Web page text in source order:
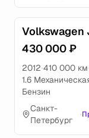
Volkswagen
430 000 ₽
2012•410 000 км•
1.6
Бензин
Санкт-
Петербург
•